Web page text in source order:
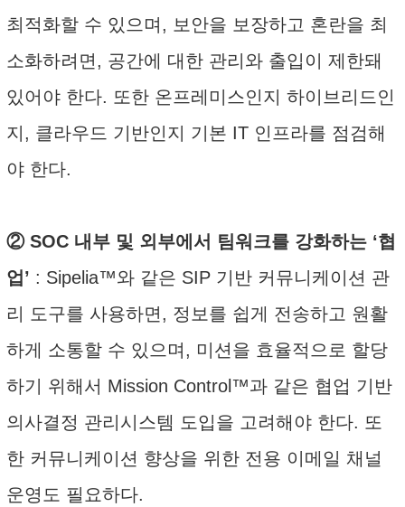
최적화할 수 있으며, 보안을 보장하고 혼란을 최
소화하려면, 공간에 대한 관리와 출입이 제한돼
있어야 한다. 또한 온프레미스인지 하이브리드인
지, 클라우드 기반인지 기본 IT 인프라를 점검해
야 한다.
② SOC 내부 및 외부에서 팀워크를 강화하는 ‘협
업’ : Sipelia™와 같은 SIP 기반 커뮤니케이션 관
리 도구를 사용하면, 정보를 쉽게 전송하고 원활
하게 소통할 수 있으며, 미션을 효율적으로 할당
하기 위해서 Mission Control™과 같은 협업 기반
의사결정 관리시스템 도입을 고려해야 한다. 또
한 커뮤니케이션 향상을 위한 전용 이메일 채널
운영도 필요하다.